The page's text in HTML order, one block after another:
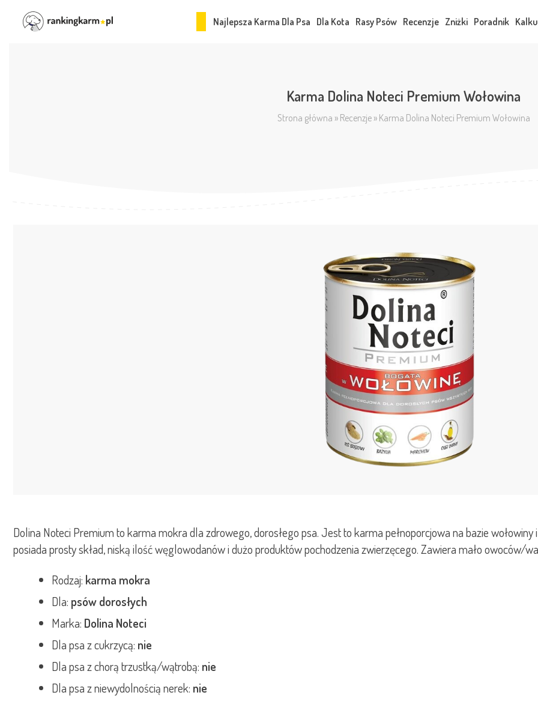
Najlepsza Karma Dla Psa Dla Kota Rasy Psów Recenzje Zniżki Poradnik
Karma Dolina Noteci Premium Wołowina
Strona główna » Recenzje» Karma Dolina Noteci Premium Wołowina
Dolina Noteci Premium to karma mokra dla zdrowego, dorosłego psa. Jest to karma pełnoporcjowa na bazie
posiada prosty skład, niską ilość węglowodanów i dużo produktów pochodzenia zwierzęcego. Zawiera mało owoców/
Rodzaj: karma mokra
Dla: psów dorosłych
Marka: Dolina Noteci
Dla psa z cukrzycą: nie
Dla psa z chorą trzustką/wątrobą: nie
Dla psa z niewydolnością nerek: nie